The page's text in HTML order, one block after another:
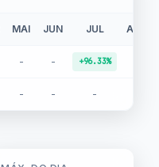
MAI JUN JUL AGO
- - +96.33%
- - -